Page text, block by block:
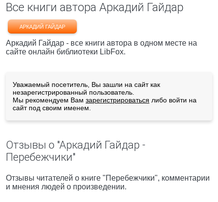
Все книги автора Аркадий Гайдар
АРКАДИЙ ГАЙДАР
Аркадий Гайдар - все книги автора в одном месте на
сайте онлайн библиотеки LibFox.
Уважаемый посетитель, Вы зашли на сайт как
незарегистрированный пользователь.
Мы рекомендуем Вам зарегистрироваться либо войти на
сайт под своим именем.
Отзывы о "Аркадий Гайдар -
Перебежчики"
Отзывы читателей о книге "Перебежчики", комментарии
и мнения людей о произведении.